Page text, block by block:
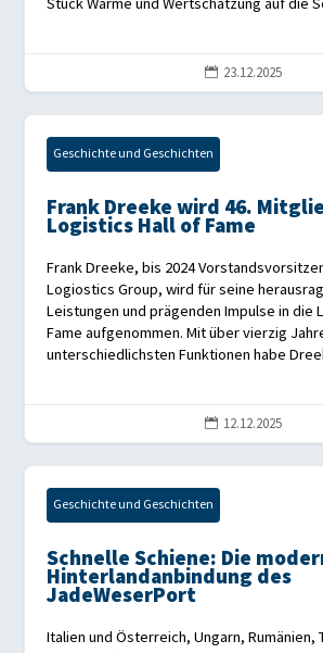
Stück Wärme und Wertschätzung auf die
 23.12.2025
Geschichte und Geschichten
Frank Dreeke wird 46.
Logistics Hall of Fame
Frank Dreeke, bis 2024
Logiostics Group, wird für seine
Leistungen und prägenden Impulse in die
Fame aufgenommen. Mit über vierzig
unterschiedlichsten Funktionen habe
 12.12.2025
Geschichte und Geschichten
Schnelle Schiene: Die
Hinterlandanbindung des
JadeWeserPort
Italien und Österreich, Ungarn, Rumänien,